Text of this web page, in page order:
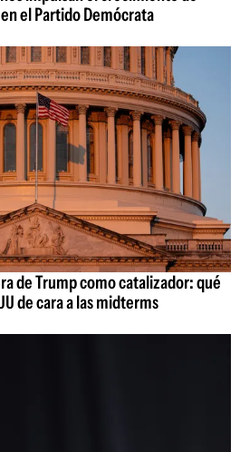
el Partido Demócrata
de Trump como catalizador: qué
de cara a las midterms